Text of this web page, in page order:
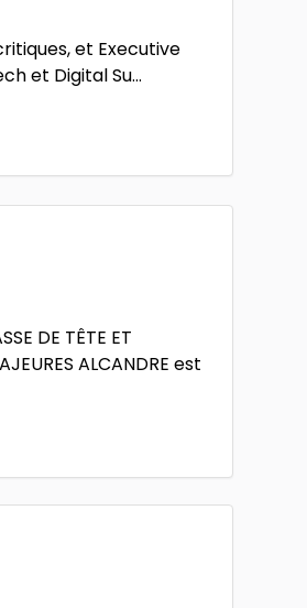
et Executive
et Digital Su...
DE TÊTE ET
ALCANDRE est